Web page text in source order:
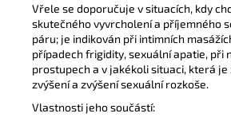
Vřele se doporučuje v situacích, kdy
skutečného vyvrcholení a příjemného
páru; je indikován při intimních
případech frigidity, sexuální apatie, při
prostupech a v jakékoli situaci, která je
zvýšení a zvýšení sexuální rozkoše.
Vlastnosti jeho součástí: